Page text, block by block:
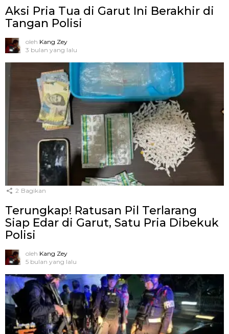
Aksi Pria Tua di Garut Ini Berakhir di
Tangan Polisi
oleh Kang Zey
3 bulan yang lalu
2 Bagikan
Terungkap! Ratusan Pil Terlarang
Siap Edar di Garut, Satu Pria Dibekuk
Polisi
oleh Kang Zey
5 bulan yang lalu